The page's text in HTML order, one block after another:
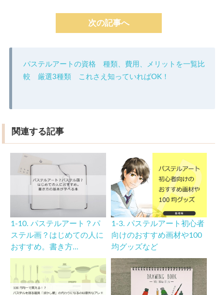
次の記事へ
パステルアートの資格 種類、費用、メリットを一覧比
較 厳選3種類 これさえ知っていればOK！
関連する記事
1-10. パステルアート？パ
ステル画？はじめての人に
おすすめ。書き方...
1-3. パステルアート初心者
向けのおすすめ画材や100
均グッズなど